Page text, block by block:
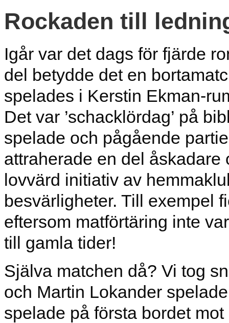
Rockaden till
Igår var det dags för fjärde
del betydde det en
spelades i Kerstin Ekman-
Det var ’schacklördag’ på
spelade och pågående
attraherade en del
lovvärd initiativ av
besvärligheter. Till exempel
eftersom matförtäring inte
till gamla tider!
Själva matchen då? Vi tog
och Martin Lokander
spelade på första bordet